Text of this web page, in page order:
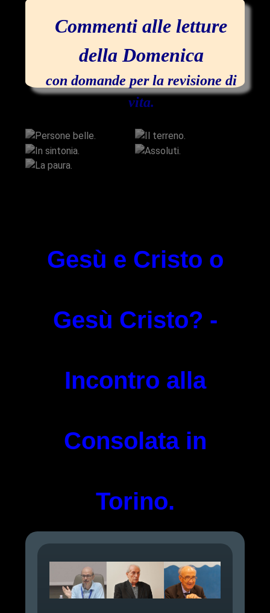
Commenti alle letture
della Domenica
con domande per la revisione di
vita.
In sintonia.
Assoluti.
La paura.
Gesù e Cristo o
Gesù Cristo? -
Incontro alla
Consolata in
Torino.